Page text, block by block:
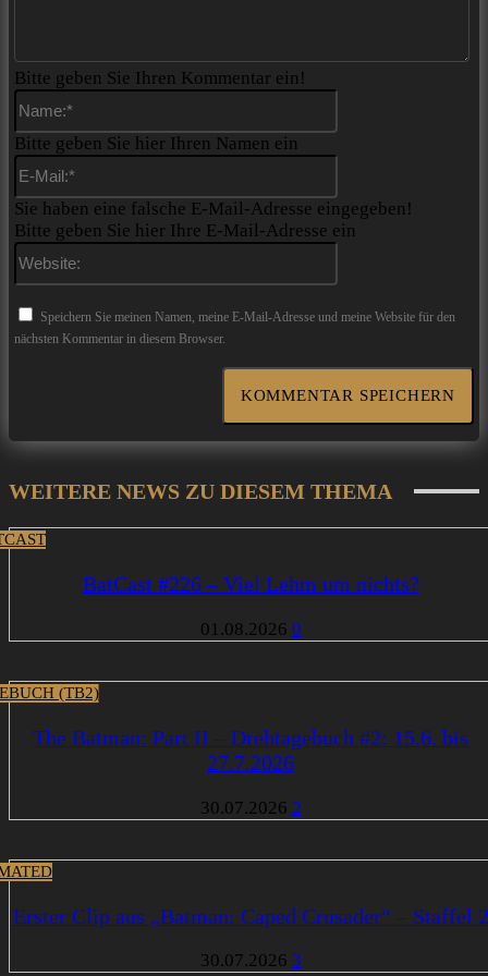
Bitte geben Sie Ihren Kommentar ein!
Bitte geben Sie hier Ihren Namen ein
Sie haben eine falsche E-Mail-Adresse eingegeben!
Bitte geben Sie hier Ihre E-Mail-Adresse ein
Speichern Sie meinen Namen, meine E-Mail-Adresse und meine Website für den
nächsten Kommentar in diesem Browser.
WEITERE NEWS ZU DIESEM THEMA
BatCast #226 – Viel Lehm um nichts?
01.08.2026 0
(TB2)
The Batman: Part II – Drehtagebuch #2: 15.6. bis
27.7.2026
30.07.2026 2
Erster Clip aus „Batman: Caped Crusader“ – Staffel 2
30.07.2026 3